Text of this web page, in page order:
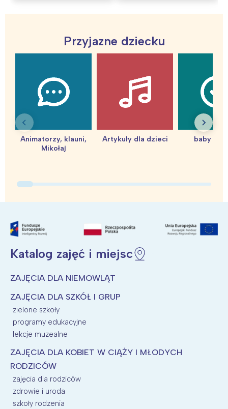
”silentio”
Przyjazne dziecku
Animatorzy, klauni,
Mikołaj
Artykuły dla dzieci baby
Katalog zajęć i miejsc
ZAJĘCIA DLA NIEMOWLĄT
ZAJĘCIA DLA SZKÓŁ I GRUP
zielone szkoły
programy edukacyjne
lekcje muzealne
ZAJĘCIA DLA KOBIET W CIĄŻY I MŁODYCH
RODZICÓW
zajęcia dla rodziców
zdrowie i uroda
szkoły rodzenia